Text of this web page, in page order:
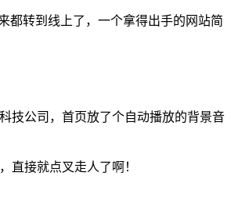
都转到线上了，一个拿得出手的网站简
技公司，首页放了个自动播放的背景音
直接就点叉走人了啊！